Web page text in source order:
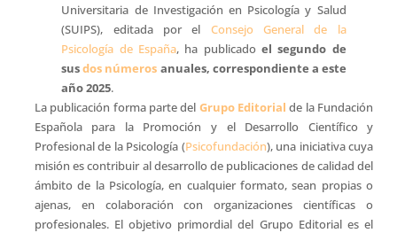
Universitaria de Investigación en Psicología y Salud
(SUIPS), editada por el Consejo General de la
Psicología de España, ha publicado el segundo de
susdos números anuales, correspondiente a este
año 2025.
La publicación forma parte del Grupo Editorial de la Fundación
Española para la Promoción y el Desarrollo Científico y
Profesional de la Psicología (Psicofundación), una iniciativa cuya
misión es contribuir al desarrollo de publicaciones de calidad del
ámbito de la Psicología, en cualquier formato, sean propias o
ajenas, en colaboración con organizaciones científicas o
profesionales. El objetivo primordial del Grupo Editorial es el